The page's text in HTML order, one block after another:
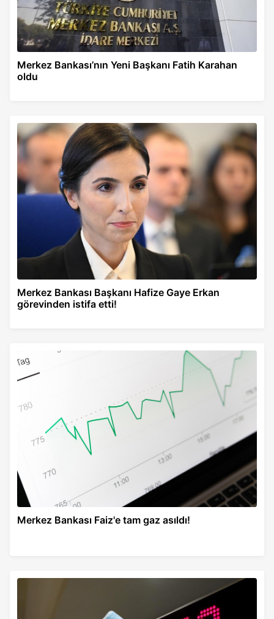
Merkez Bankası’nın Yeni Başkanı Fatih Karahan
oldu
Merkez Bankası Başkanı Hafize Gaye Erkan
görevinden istifa etti!
Merkez Bankası Faiz'e tam gaz asıldı!